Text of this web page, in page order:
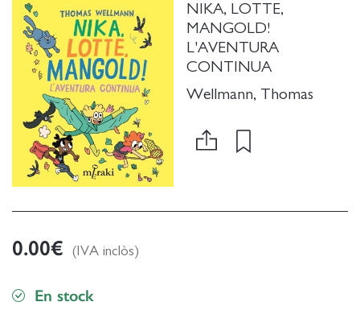
NIKA, LOTTE,
MANGOLD!
L'AVENTURA
CONTINUA
Wellmann, Thomas
0.00€ (IVA inclòs)
En stock